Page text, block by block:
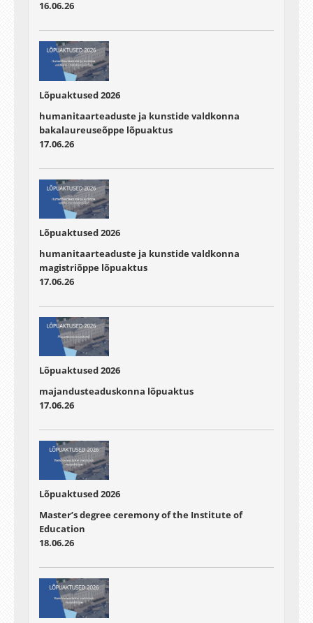
16.06.26
Lõpuaktused 2026
humanitaarteaduste ja kunstide valdkonna
bakalaureuseõppe lõpuaktus
17.06.26
Lõpuaktused 2026
humanitaarteaduste ja kunstide valdkonna
magistriõppe lõpuaktus
17.06.26
Lõpuaktused 2026
majandusteaduskonna lõpuaktus
17.06.26
Lõpuaktused 2026
Master’s degree ceremony of the Institute of
Education
18.06.26